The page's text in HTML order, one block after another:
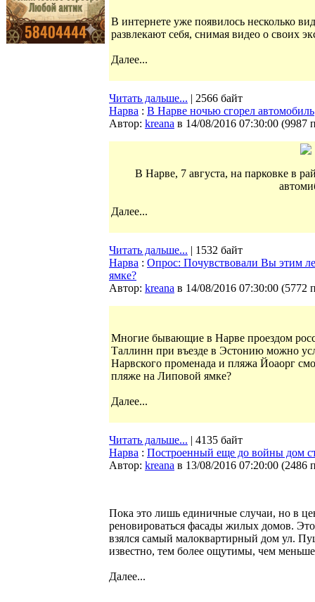
В интернете уже появилось несколько
развлекают себя, снимая видео о своих
Далее...
Читать дальше... | 2566 байт
Нарва : В Нарве ночью сгорел автомобиль
Автор: kreana в 14/08/2016 07:30:00 (9987
В Нарве, 7 августа, на парковке в
Далее...
Читать дальше... | 1532 байт
Нарва : Опрос: Почувствовали Вы этим
ямке?
Автор: kreana в 14/08/2016 07:30:00 (5772
Многие бывающие в Нарве проездом
Таллинн при въезде в Эстонию можно
Нарвского променада и пляжа Йоаорг
пляже на Липовой ямке?
Далее...
Читать дальше... | 4135 байт
Нарва : Построенный еще до войны дом
Автор: kreana в 13/08/2016 07:20:00 (2486
Пока это лишь единичные случаи, но в
реновироваться фасады жилых домов.
взялся самый малоквартирный дом ул.
известно, тем более ощутимы, чем
Далее...